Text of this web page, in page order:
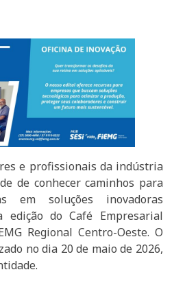
e profissionais da indústria
de conhecer caminhos para
em soluções inovadoras
edição do Café Empresarial
Regional Centro-Oeste. O
no dia 20 de maio de 2026,